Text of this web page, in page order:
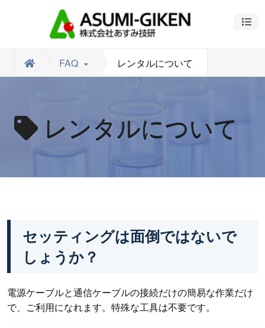
ナビ
FAQ レンタルについて
レンタルについて
セッティングは面倒ではないで
しょうか？
電源ケーブルと通信ケーブルの接続だけの簡易な作業だけ
で、ご利用になれます。特殊な工具は不要です。